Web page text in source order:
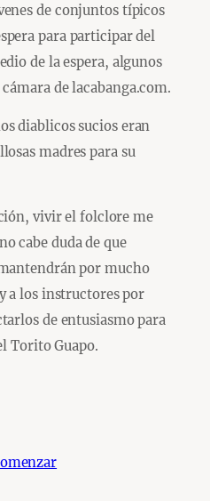
de conjuntos típicos
para participar del
de la espera, algunos
de lacabanga.com.
diablicos sucios eran
madres para su
vivir el folclore me
cabe duda de que
por mucho
a los instructores por
de entusiasmo para
Torito Guapo.